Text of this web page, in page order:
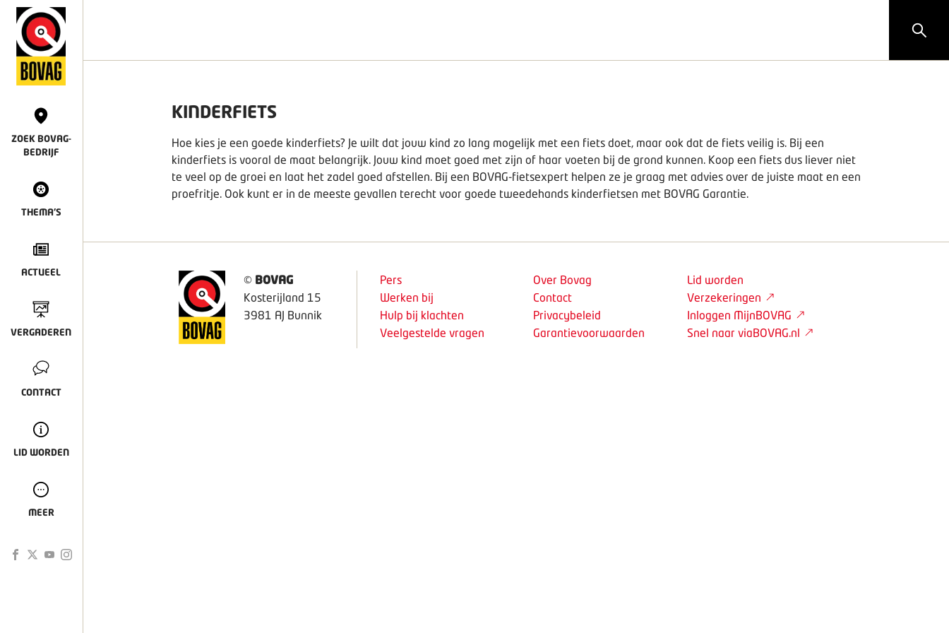
ZOEK BOVAG-
BEDRIJF
THEMA'S
ACTUEEL
VERGADEREN
CONTACT
LID WORDEN
MEER
KINDERFIETS
Hoe kies je een goede kinderfiets? Je wilt dat jouw kind zo lang mogelijk met een fiets doet, maar ook dat de fiets veilig is. Bij een
kinderfiets is vooral de maat belangrijk. Jouw kind moet goed met zijn of haar voeten bij de grond kunnen. Koop een fiets dus liever niet
te veel op de groei en laat het zadel goed afstellen. Bij een BOVAG-fietsexpert helpen ze je graag met advies over de juiste maat en een
proefritje. Ook kunt er in de meeste gevallen terecht voor goede tweedehands kinderfietsen met BOVAG Garantie.
© BOVAG
Kosterijland 15
3981 AJ Bunnik
Pers
Werken bij
Hulp bij klachten
Veelgestelde vragen
Over Bovag
Contact
Privacybeleid
Garantievoorwaarden
Lid worden
Verzekeringen
Inloggen MijnBOVAG
Snel naar viaBOVAG.nl